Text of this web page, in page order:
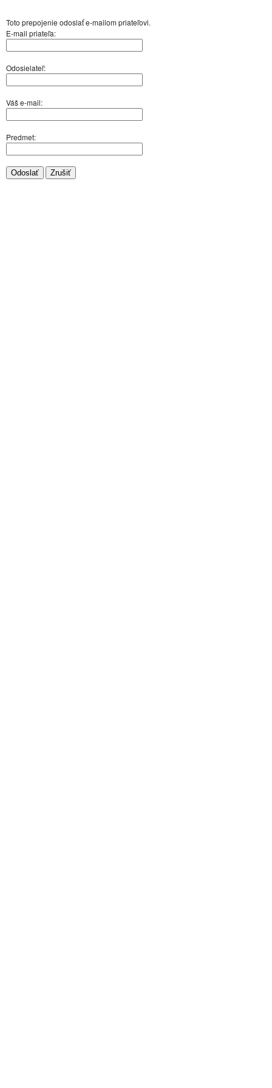
Toto prepojenie odoslať e-mailom priateľovi.
E-mail priateľa:
Odosielateľ:
Váš e-mail:
Predmet:
Odoslať Zrušiť